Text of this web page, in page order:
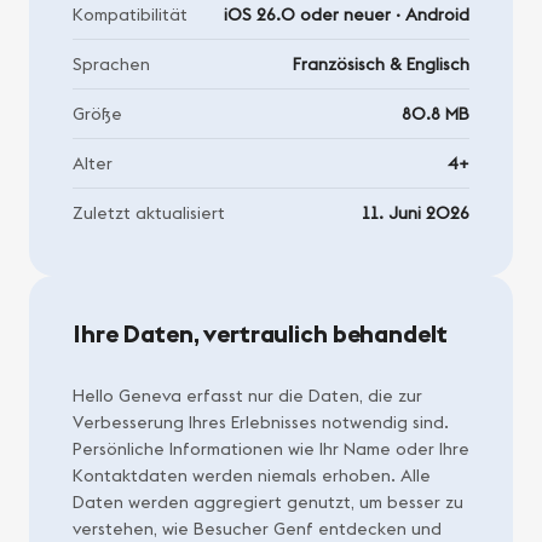
Kompatibilität iOS 26.0 oder neuer · Android
Sprachen Französisch & Englisch
Größe 80.8 MB
Alter 4+
Zuletzt aktualisiert 11. Juni 2026
Ihre Daten, vertraulich behandelt
Hello Geneva erfasst nur die Daten, die zur
Verbesserung Ihres Erlebnisses notwendig sind.
Persönliche Informationen wie Ihr Name oder Ihre
Kontaktdaten werden niemals erhoben. Alle
Daten werden aggregiert genutzt, um besser zu
verstehen, wie Besucher Genf entdecken und